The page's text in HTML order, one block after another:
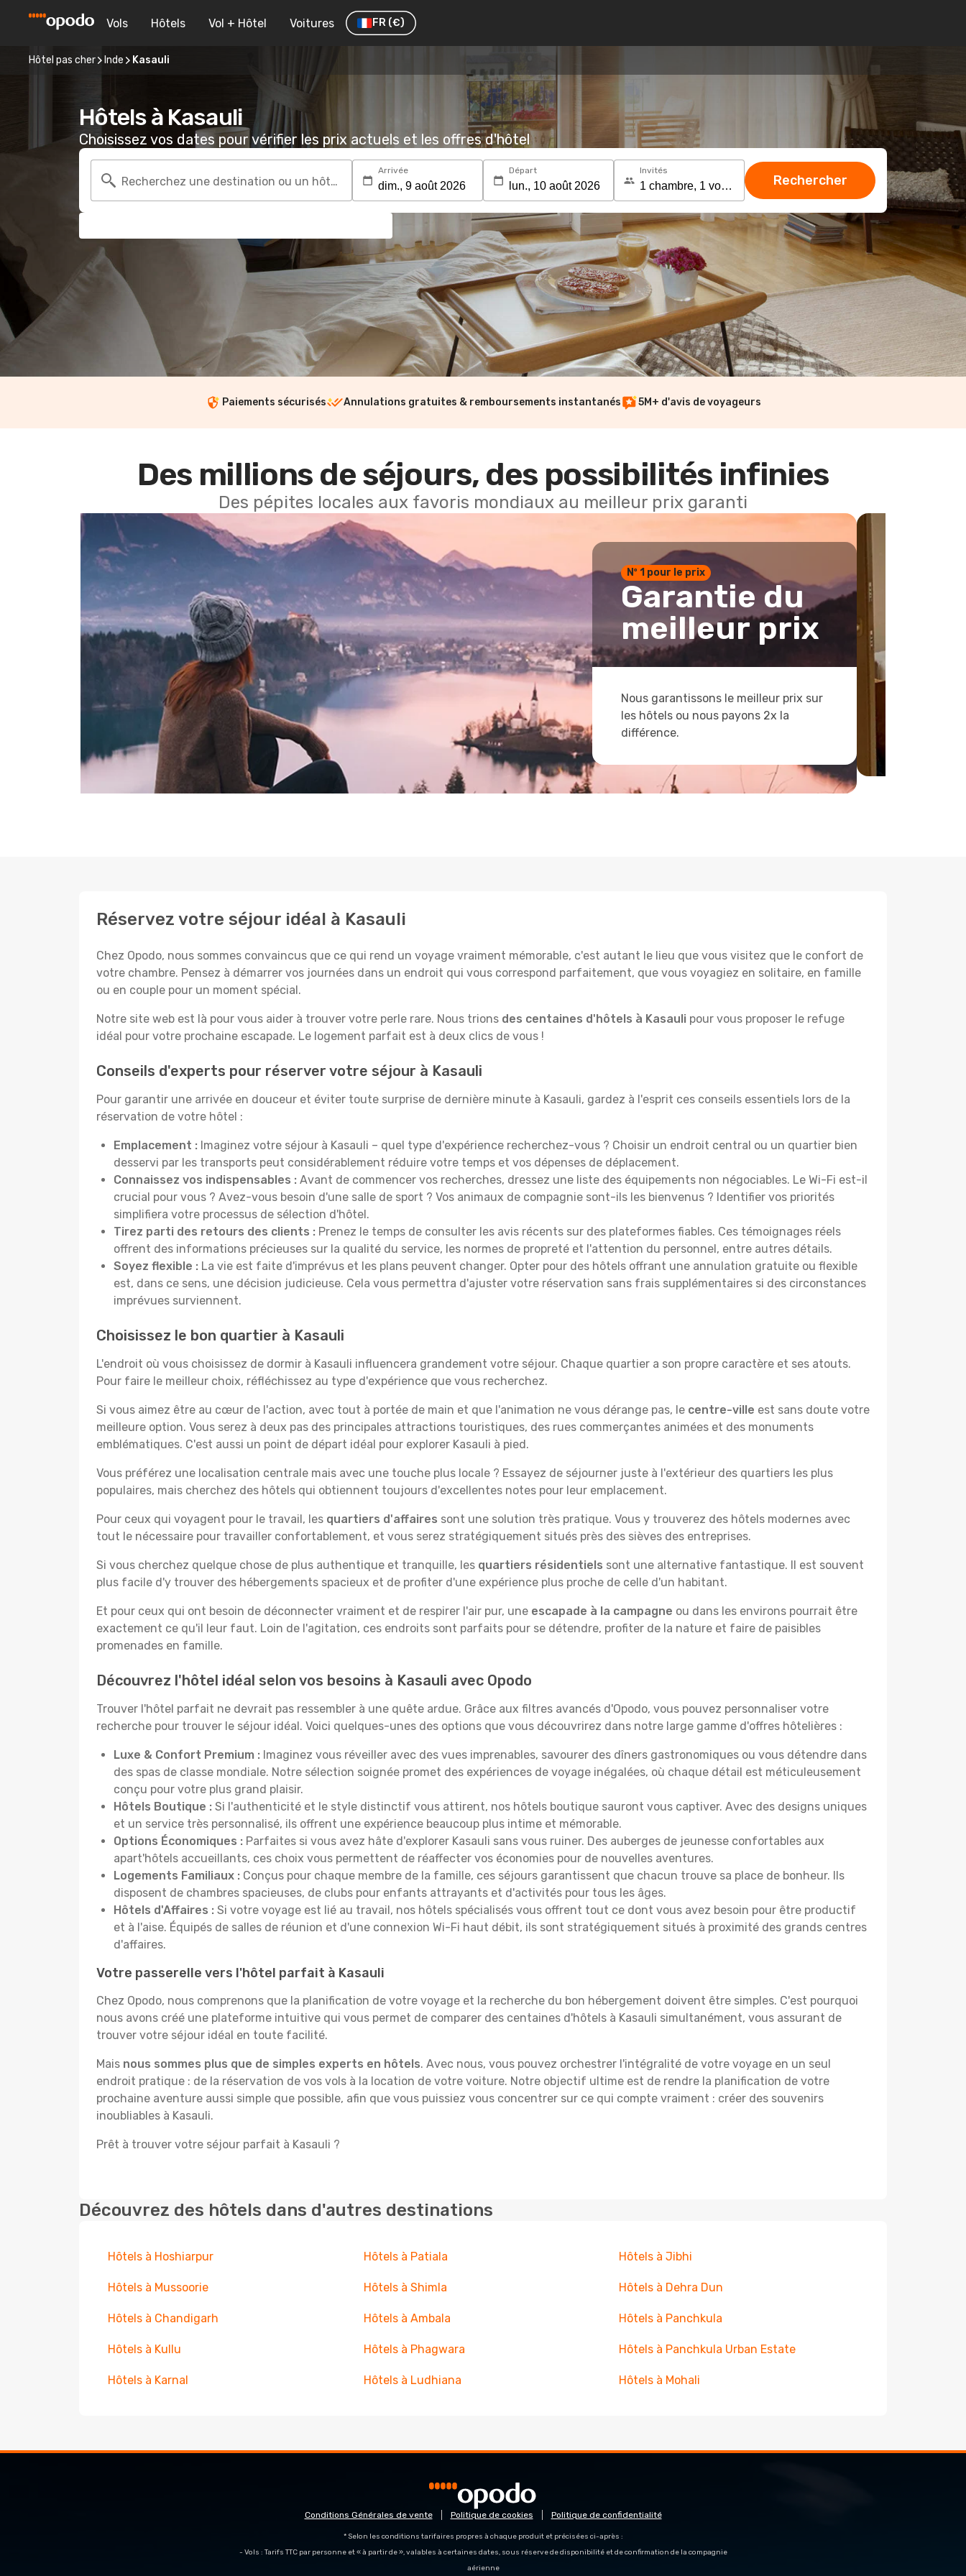
Vols Hôtels Vol + Hôtel Voitures FR (€)
Hôtel pas cher Inde Kasauli
Hôtels à Kasauli
Choisissez vos dates pour vérifier les prix actuels et les offres d'hôtel
Recherchez une destination ou un hôtel
Arrivée Départ Invités
Rechercher
Paiements sécurisés Annulations gratuites & remboursements instantanés 5M+ d'avis de voyageurs
Des millions de séjours, des possibilités infinies
Des pépites locales aux favoris mondiaux au meilleur prix garanti
Nº 1 pour le prix
Garantie du
meilleur prix
Nous garantissons le meilleur prix sur
les hôtels ou nous payons 2x la
différence.
Réservez votre séjour idéal à Kasauli
Chez Opodo, nous sommes convaincus que ce qui rend un voyage vraiment mémorable, c'est autant le lieu que vous visitez que le confort de
votre chambre. Pensez à démarrer vos journées dans un endroit qui vous correspond parfaitement, que vous voyagiez en solitaire, en famille
ou en couple pour un moment spécial.
Notre site web est là pour vous aider à trouver votre perle rare. Nous trions des centaines d'hôtels à Kasauli pour vous proposer le refuge
idéal pour votre prochaine escapade. Le logement parfait est à deux clics de vous !
Conseils d'experts pour réserver votre séjour à Kasauli
Pour garantir une arrivée en douceur et éviter toute surprise de dernière minute à Kasauli, gardez à l'esprit ces conseils essentiels lors de la
réservation de votre hôtel :
Emplacement : Imaginez votre séjour à Kasauli – quel type d'expérience recherchez-vous ? Choisir un endroit central ou un quartier bien
desservi par les transports peut considérablement réduire votre temps et vos dépenses de déplacement.
Connaissez vos indispensables : Avant de commencer vos recherches, dressez une liste des équipements non négociables. Le Wi-Fi est-il
crucial pour vous ? Avez-vous besoin d'une salle de sport ? Vos animaux de compagnie sont-ils les bienvenus ? Identifier vos priorités
simplifiera votre processus de sélection d'hôtel.
Tirez parti des retours des clients : Prenez le temps de consulter les avis récents sur des plateformes fiables. Ces témoignages réels
offrent des informations précieuses sur la qualité du service, les normes de propreté et l'attention du personnel, entre autres détails.
Soyez flexible : La vie est faite d'imprévus et les plans peuvent changer. Opter pour des hôtels offrant une annulation gratuite ou flexible
est, dans ce sens, une décision judicieuse. Cela vous permettra d'ajuster votre réservation sans frais supplémentaires si des circonstances
imprévues surviennent.
Choisissez le bon quartier à Kasauli
L'endroit où vous choisissez de dormir à Kasauli influencera grandement votre séjour. Chaque quartier a son propre caractère et ses atouts.
Pour faire le meilleur choix, réfléchissez au type d'expérience que vous recherchez.
Si vous aimez être au cœur de l'action, avec tout à portée de main et que l'animation ne vous dérange pas, le centre-ville est sans doute votre
meilleure option. Vous serez à deux pas des principales attractions touristiques, des rues commerçantes animées et des monuments
emblématiques. C'est aussi un point de départ idéal pour explorer Kasauli à pied.
Vous préférez une localisation centrale mais avec une touche plus locale ? Essayez de séjourner juste à l'extérieur des quartiers les plus
populaires, mais cherchez des hôtels qui obtiennent toujours d'excellentes notes pour leur emplacement.
Pour ceux qui voyagent pour le travail, les quartiers d'affaires sont une solution très pratique. Vous y trouverez des hôtels modernes avec
tout le nécessaire pour travailler confortablement, et vous serez stratégiquement situés près des sièves des entreprises.
Si vous cherchez quelque chose de plus authentique et tranquille, les quartiers résidentiels sont une alternative fantastique. Il est souvent
plus facile d'y trouver des hébergements spacieux et de profiter d'une expérience plus proche de celle d'un habitant.
Et pour ceux qui ont besoin de déconnecter vraiment et de respirer l'air pur, une escapade à la campagne ou dans les environs pourrait être
exactement ce qu'il leur faut. Loin de l'agitation, ces endroits sont parfaits pour se détendre, profiter de la nature et faire de paisibles
promenades en famille.
Découvrez l'hôtel idéal selon vos besoins à Kasauli avec Opodo
Trouver l'hôtel parfait ne devrait pas ressembler à une quête ardue. Grâce aux filtres avancés d'Opodo, vous pouvez personnaliser votre
recherche pour trouver le séjour idéal. Voici quelques-unes des options que vous découvrirez dans notre large gamme d'offres hôtelières :
Luxe & Confort Premium : Imaginez vous réveiller avec des vues imprenables, savourer des dîners gastronomiques ou vous détendre dans
des spas de classe mondiale. Notre sélection soignée promet des expériences de voyage inégalées, où chaque détail est méticuleusement
conçu pour votre plus grand plaisir.
Hôtels Boutique : Si l'authenticité et le style distinctif vous attirent, nos hôtels boutique sauront vous captiver. Avec des designs uniques
et un service très personnalisé, ils offrent une expérience beaucoup plus intime et mémorable.
Options Économiques : Parfaites si vous avez hâte d'explorer Kasauli sans vous ruiner. Des auberges de jeunesse confortables aux
apart'hôtels accueillants, ces choix vous permettent de réaffecter vos économies pour de nouvelles aventures.
Logements Familiaux : Conçus pour chaque membre de la famille, ces séjours garantissent que chacun trouve sa place de bonheur. Ils
disposent de chambres spacieuses, de clubs pour enfants attrayants et d'activités pour tous les âges.
Hôtels d'Affaires : Si votre voyage est lié au travail, nos hôtels spécialisés vous offrent tout ce dont vous avez besoin pour être productif
et à l'aise. Équipés de salles de réunion et d'une connexion Wi-Fi haut débit, ils sont stratégiquement situés à proximité des grands centres
d'affaires.
Votre passerelle vers l'hôtel parfait à Kasauli
Chez Opodo, nous comprenons que la planification de votre voyage et la recherche du bon hébergement doivent être simples. C'est pourquoi
nous avons créé une plateforme intuitive qui vous permet de comparer des centaines d'hôtels à Kasauli simultanément, vous assurant de
trouver votre séjour idéal en toute facilité.
Mais nous sommes plus que de simples experts en hôtels. Avec nous, vous pouvez orchestrer l'intégralité de votre voyage en un seul
endroit pratique : de la réservation de vos vols à la location de votre voiture. Notre objectif ultime est de rendre la planification de votre
prochaine aventure aussi simple que possible, afin que vous puissiez vous concentrer sur ce qui compte vraiment : créer des souvenirs
inoubliables à Kasauli.
Prêt à trouver votre séjour parfait à Kasauli ?
Découvrez des hôtels dans d'autres destinations
Hôtels à Hoshiarpur Hôtels à Patiala Hôtels à Jibhi
Hôtels à Mussoorie Hôtels à Shimla Hôtels à Dehra Dun
Hôtels à Chandigarh Hôtels à Ambala Hôtels à Panchkula
Hôtels à Kullu Hôtels à Phagwara Hôtels à Panchkula Urban Estate
Hôtels à Karnal Hôtels à Ludhiana Hôtels à Mohali
Conditions Générales de vente Politique de cookies Politique de confidentialité
* Selon les conditions tarifaires propres à chaque produit et précisées ci-après :
- Vols : Tarifs TTC par personne et « à partir de », valables à certaines dates, sous réserve de disponibilité et de confirmation de la compagnie
aérienne